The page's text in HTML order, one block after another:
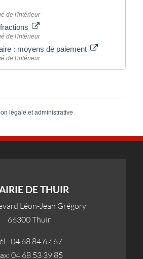
de l'intérieur
de l'intérieur
: moyens de paiement
de l'intérieur
légale et administrative
DE THUIR
Léon-Jean Grégory
66300 Thuir
04 68 84 67 67
04 68 53 39 85